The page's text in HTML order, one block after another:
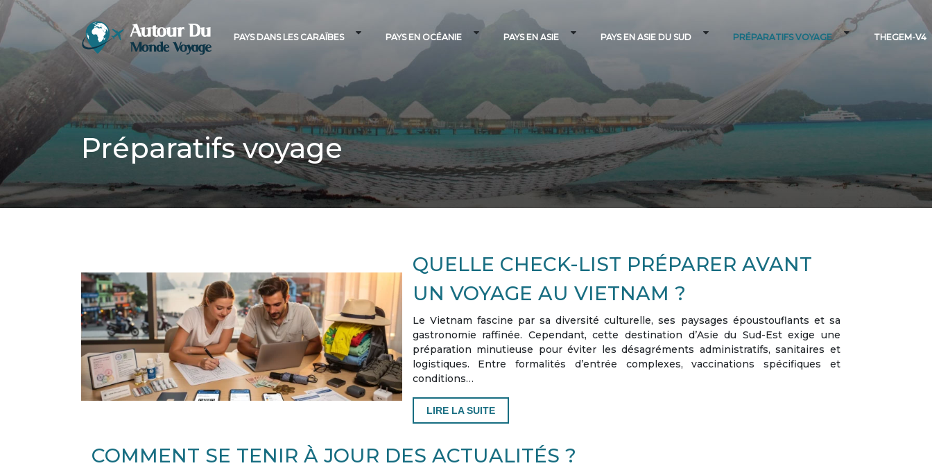
PAYS DANS LES CARAÏBES PAYS EN OCÉANIE PAYS EN ASIE PAYS EN ASIE DU SUD PRÉPARATIFS VOYAGE THEGEM-V4
Préparatifs voyage
QUELLE CHECK-LIST PRÉPARER AVANT
UN VOYAGE AU VIETNAM ?
Le Vietnam fascine par sa diversité culturelle, ses paysages époustouflants et sa
gastronomie raffinée. Cependant, cette destination d’Asie du Sud-Est exige une
préparation minutieuse pour éviter les désagréments administratifs, sanitaires et
logistiques. Entre formalités d’entrée complexes, vaccinations spécifiques et
conditions…
LIRE LA SUITE
COMMENT SE TENIR À JOUR DES ACTUALITÉS ?